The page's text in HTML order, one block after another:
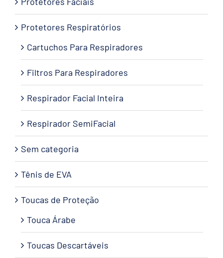
Protetores Respiratórios
Cartuchos Para Respiradores
Filtros Para Respiradores
Respirador Facial Inteira
Respirador SemiFacial
Sem categoria
Tênis de EVA
Toucas de Proteção
Touca Árabe
Toucas Descartáveis